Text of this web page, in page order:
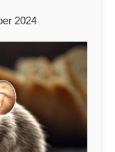
2024